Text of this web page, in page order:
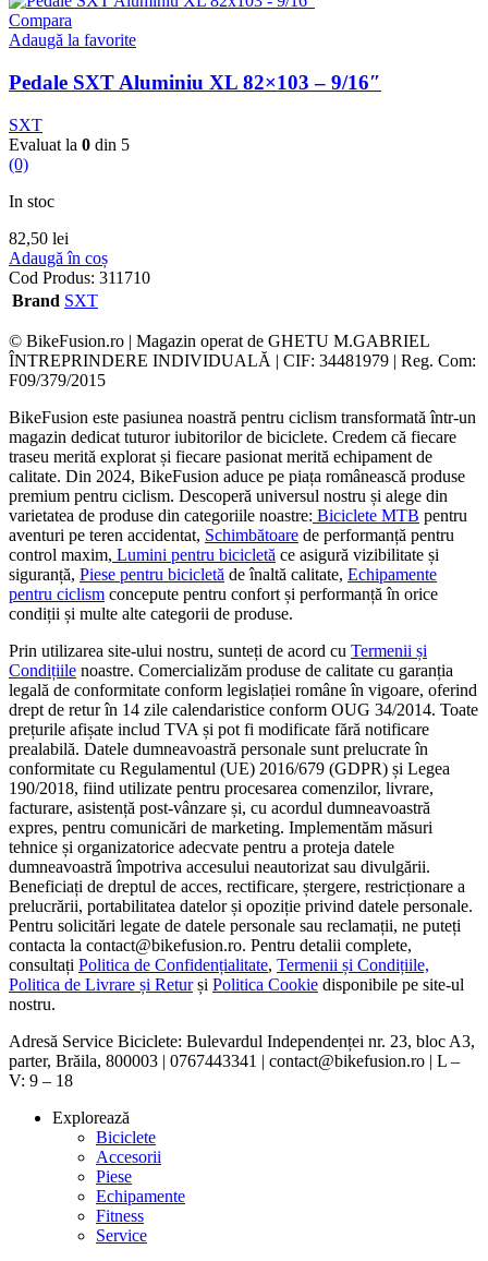
Compara
Adaugă la favorite
Pedale SXT Aluminiu XL 82×103 – 9/16″
SXT
Evaluat la 0 din 5
(0)
In stoc
82,50 lei
Adaugă în coș
Cod Produs: 311710
Brand SXT
© BikeFusion.ro | Magazin operat de GHETU M.GABRIEL
ÎNTREPRINDERE INDIVIDUALĂ | CIF: 34481979 | Reg. Com:
F09/379/2015
BikeFusion este pasiunea noastră pentru ciclism transformată într-un
magazin dedicat tuturor iubitorilor de biciclete. Credem că fiecare
traseu merită explorat și fiecare pasionat merită echipament de
calitate. Din 2024, BikeFusion aduce pe piața românească produse
premium pentru ciclism. Descoperă universul nostru și alege din
varietatea de produse din categoriile noastre: Biciclete MTB pentru
aventuri pe teren accidentat, Schimbătoare de performanță pentru
control maxim, Lumini pentru bicicletă ce asigură vizibilitate și
siguranță, Piese pentru bicicletă de înaltă calitate, Echipamente
pentru ciclism concepute pentru confort și performanță în orice
condiții și multe alte categorii de produse.
Prin utilizarea site-ului nostru, sunteți de acord cu Termenii și
Condițiile noastre. Comercializăm produse de calitate cu garanția
legală de conformitate conform legislației române în vigoare, oferind
drept de retur în 14 zile calendaristice conform OUG 34/2014. Toate
prețurile afișate includ TVA și pot fi modificate fără notificare
prealabilă. Datele dumneavoastră personale sunt prelucrate în
conformitate cu Regulamentul (UE) 2016/679 (GDPR) și Legea
190/2018, fiind utilizate pentru procesarea comenzilor, livrare,
facturare, asistență post-vânzare și, cu acordul dumneavoastră
expres, pentru comunicări de marketing. Implementăm măsuri
tehnice și organizatorice adecvate pentru a proteja datele
dumneavoastră împotriva accesului neautorizat sau divulgării.
Beneficiați de dreptul de acces, rectificare, ștergere, restricționare a
prelucrării, portabilitatea datelor și opoziție privind datele personale.
Pentru solicitări legate de datele personale sau reclamații, ne puteți
contacta la contact@bikefusion.ro. Pentru detalii complete,
consultați Politica de Confidențialitate, Termenii și Condițiile,
Politica de Livrare și Returși Politica Cookie disponibile pe site-ul
nostru.
Adresă Service Biciclete: Bulevardul Independenței nr. 23, bloc A3,
parter, Brăila, 800003 | 0767443341 | contact@bikefusion.ro | L –
V: 9 – 18
Explorează
Biciclete
Accesorii
Piese
Echipamente
Fitness
Service